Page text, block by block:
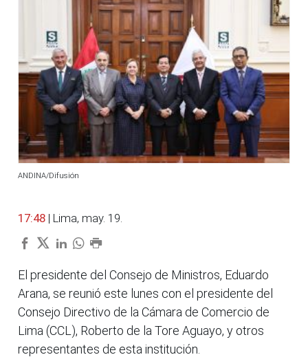
ANDINA/Difusión
17:48 | Lima, may. 19.
El presidente del Consejo de Ministros, Eduardo
Arana, se reunió este lunes con el presidente del
Consejo Directivo de la Cámara de Comercio de
Lima (CCL), Roberto de la Tore Aguayo, y otros
representantes de esta institución.